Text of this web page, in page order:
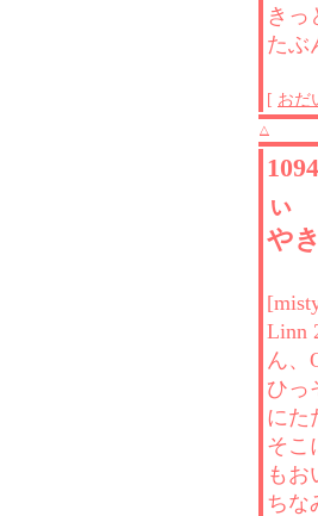
きっ
たぶ
[ おだ
△
ぃ
や
Linn
ん、
ひっ
にた
そこ
もお
ちな